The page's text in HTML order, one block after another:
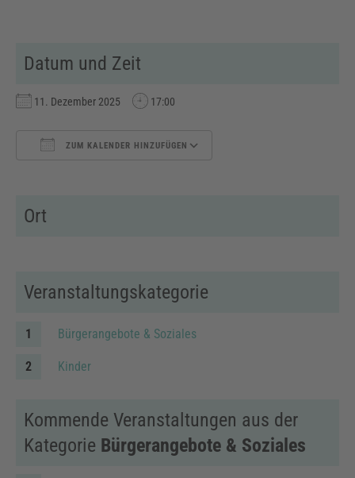
Datum und Zeit
11. Dezember 2025 17:00
ZUM KALENDER HINZUFÜGEN
Ort
Veranstaltungskategorie
Bürgerangebote & Soziales
Kinder
Kommende Veranstaltungen aus der
Kategorie Bürgerangebote & Soziales